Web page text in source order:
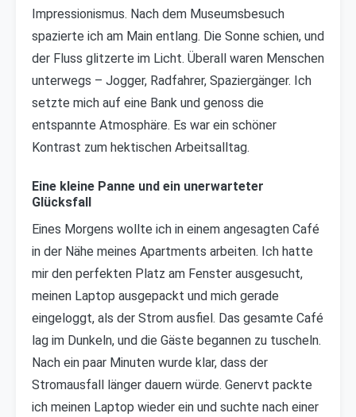
Impressionismus. Nach dem Museumsbesuch
spazierte ich am Main entlang. Die Sonne schien, und
der Fluss glitzerte im Licht. Überall waren Menschen
unterwegs – Jogger, Radfahrer, Spaziergänger. Ich
setzte mich auf eine Bank und genoss die
entspannte Atmosphäre. Es war ein schöner
Kontrast zum hektischen Arbeitsalltag.
Eine kleine Panne und ein unerwarteter
Glücksfall
Eines Morgens wollte ich in einem angesagten Café
in der Nähe meines Apartments arbeiten. Ich hatte
mir den perfekten Platz am Fenster ausgesucht,
meinen Laptop ausgepackt und mich gerade
eingeloggt, als der Strom ausfiel. Das gesamte Café
lag im Dunkeln, und die Gäste begannen zu tuscheln.
Nach ein paar Minuten wurde klar, dass der
Stromausfall länger dauern würde. Genervt packte
ich meinen Laptop wieder ein und suchte nach einer